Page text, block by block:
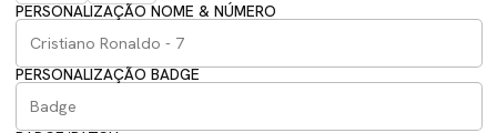
PERSONALIZAÇÃO NOME & NÚMERO
PERSONALIZAÇÃO BADGE